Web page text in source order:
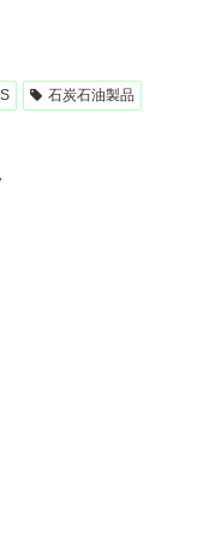
石炭石油製品